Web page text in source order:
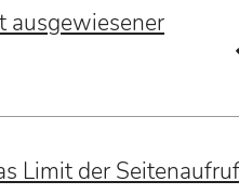
ausgewiesener
Limit der